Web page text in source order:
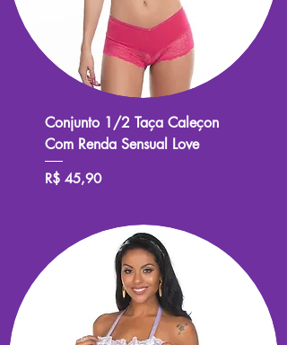
Conjunto 1/2 Taça Caleçon
Com Renda Sensual Love
Preço
R$ 45,90